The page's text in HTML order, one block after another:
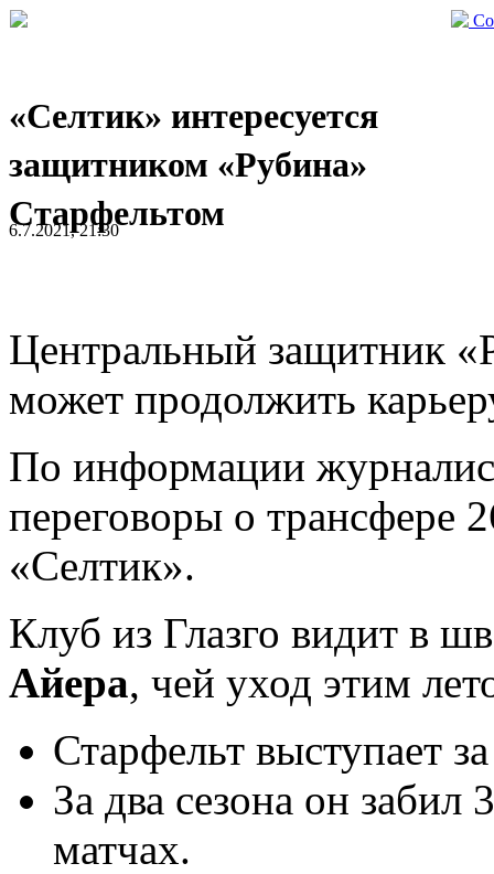
«Селтик» интересуется
защитником «Рубина»
Старфельтом
6.7.2021, 21:30
Центральный защитник
может продолжить
По информации
переговоры о трансфере
«Селтик».
Клуб из Глазго видит в
Айера, чей уход этим
Старфельт выступает
За два сезона он забил
матчах.